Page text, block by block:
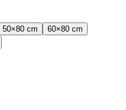
50×80 cm 60×80 cm